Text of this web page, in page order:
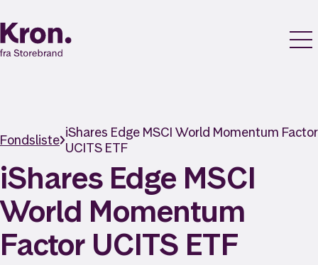
Fondsliste iShares Edge MSCI World Momentum Factor
UCITS ETF
iShares Edge MSCI
World Momentum
Factor UCITS ETF